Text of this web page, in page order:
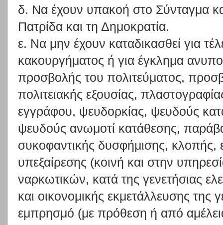
δ. Να έχουν υπακοή στο Σύνταγμα
Πατρίδα και τη Δημοκρατία.
ε. Να μην έχουν καταδικασθεί για
κακουργήματος ή για έγκλημα
προσβολής του πολιτεύματος,
πολιτειακής εξουσίας,
εγγράφου, ψευδορκίας, ψευδούς
ψευδούς ανωμοτί κατάθεσης,
συκοφαντικής δυσφήμισης, κλοπής,
υπεξαίρεσης (κοινή και στην
ναρκωτικών, κατά της γενετήσιας
και οικονομικής εκμετάλλευσης της
εμπρησμό (με πρόθεση ή από